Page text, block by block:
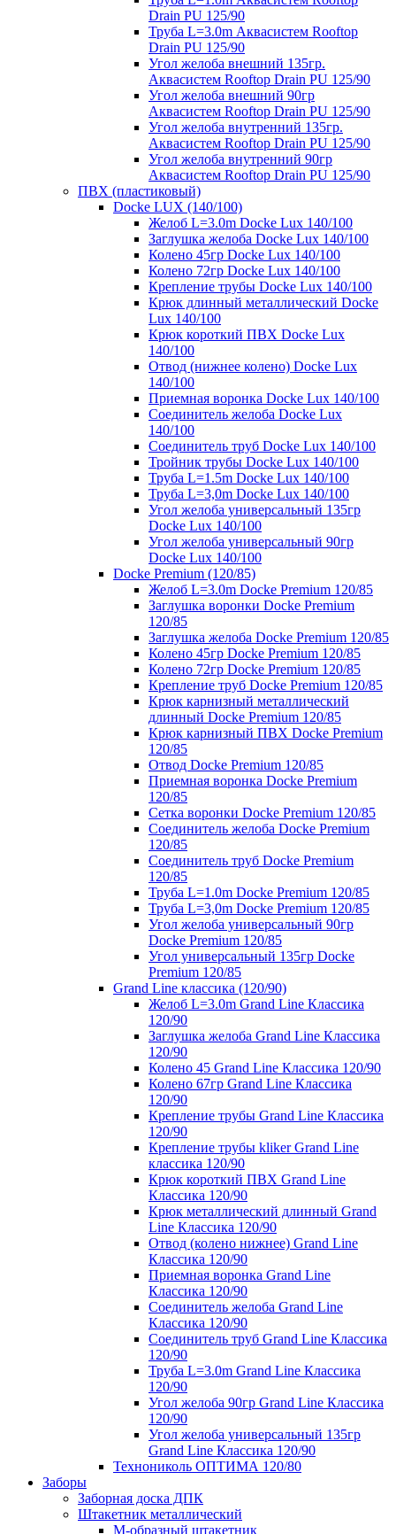
Drain PU 125/90
Труба L=3.0m Аквасистем Rooftop
Drain PU 125/90
Угол желоба внешний 135гр.
Аквасистем Rooftop Drain PU 125/90
Угол желоба внешний 90гр
Аквасистем Rooftop Drain PU 125/90
Угол желоба внутренний 135гр.
Аквасистем Rooftop Drain PU 125/90
Угол желоба внутренний 90гр
Аквасистем Rooftop Drain PU 125/90
ПВХ (пластиковый)
Docke LUX (140/100)
Желоб L=3.0m Docke Lux 140/100
Заглушка желоба Docke Lux 140/100
Колено 45гр Docke Lux 140/100
Колено 72гр Docke Lux 140/100
Крепление трубы Docke Lux 140/100
Крюк длинный металлический Docke
Lux 140/100
Крюк короткий ПВХ Docke Lux
140/100
Отвод (нижнее колено) Docke Lux
140/100
Приемная воронка Docke Lux 140/100
Соединитель желоба Docke Lux
140/100
Соединитель труб Docke Lux 140/100
Тройник трубы Docke Lux 140/100
Труба L=1.5m Docke Lux 140/100
Труба L=3,0m Docke Lux 140/100
Угол желоба универсальный 135гр
Docke Lux 140/100
Угол желоба универсальный 90гр
Docke Lux 140/100
Docke Premium (120/85)
Желоб L=3.0m Docke Premium 120/85
Заглушка воронки Docke Premium
120/85
Заглушка желоба Docke Premium 120/85
Колено 45гр Docke Premium 120/85
Колено 72гр Docke Premium 120/85
Крепление труб Docke Premium 120/85
Крюк карнизный металлический
длинный Docke Premium 120/85
Крюк карнизный ПВХ Docke Premium
120/85
Отвод Docke Premium 120/85
Приемная воронка Docke Premium
120/85
Сетка воронки Docke Premium 120/85
Соединитель желоба Docke Premium
120/85
Соединитель труб Docke Premium
120/85
Труба L=1.0m Docke Premium 120/85
Труба L=3,0m Docke Premium 120/85
Угол желоба универсальный 90гр
Docke Premium 120/85
Угол универсальный 135гр Docke
Premium 120/85
Grand Line классика (120/90)
Желоб L=3.0m Grand Line Классика
120/90
Заглушка желоба Grand Line Классика
120/90
Колено 45 Grand Line Классика 120/90
Колено 67гр Grand Line Классика
120/90
Крепление трубы Grand Line Классика
120/90
Крепление трубы kliker Grand Line
классика 120/90
Крюк короткий ПВХ Grand Line
Классика 120/90
Крюк металлический длинный Grand
Line Классика 120/90
Отвод (колено нижнее) Grand Line
Классика 120/90
Приемная воронка Grand Line
Классика 120/90
Соединитель желоба Grand Line
Классика 120/90
Соединитель труб Grand Line Классика
120/90
Труба L=3.0m Grand Line Классика
120/90
Угол желоба 90гр Grand Line Классика
120/90
Угол желоба универсальный 135гр
Grand Line Классика 120/90
Технониколь ОПТИМА 120/80
Заборы
Заборная доска ДПК
Штакетник металлический
М-образный штакетник